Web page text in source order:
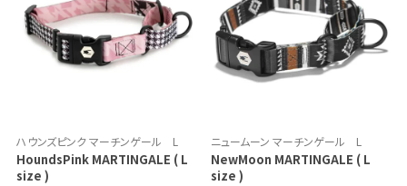
ハウンズピンク マーチンゲール L
HoundsPink MARTINGALE ( L
size )
ニュームーン マーチンゲール L
NewMoon MARTINGALE ( L
size )